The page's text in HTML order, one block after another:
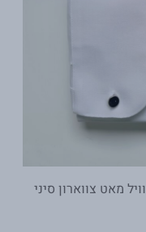
מאט צווארון סיני